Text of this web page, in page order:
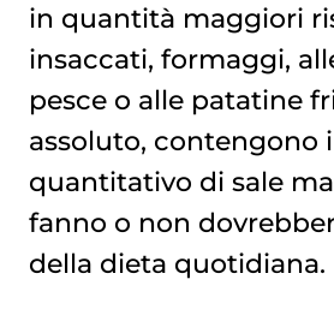
in quantità maggiori
insaccati, formaggi,
pesce o alle patatine
assoluto, contengono
quantitativo di sale
fanno o non
della dieta quotidiana.